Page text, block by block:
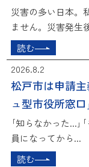
災害の多い日本。
ません。災害発生
読む
2026.8.2
松戸市は申請
ュ型市役所窓
｢知らなかった...｣
員になってから...
読む